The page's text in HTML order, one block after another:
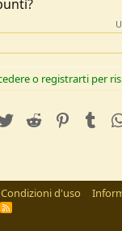
o registrarti per
TwitterReddit
d'uso
R